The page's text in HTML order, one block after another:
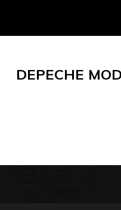
DEPECHE